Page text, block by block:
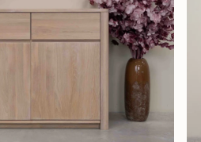
NordicStory